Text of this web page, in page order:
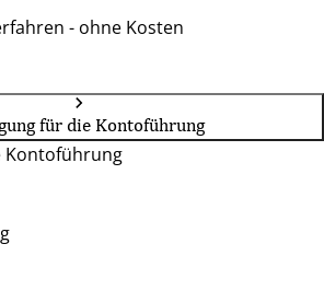
- ohne Kosten
für die Kontoführung
Kontoführung